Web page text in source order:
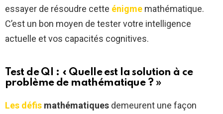
essayer de résoudre cette énigme mathématique.
C’est un bon moyen de tester votre intelligence
actuelle et vos capacités cognitives.
Test de QI : « Quelle est la solution à ce
problème de mathématique ? »
Les défis mathématiques demeurent une façon